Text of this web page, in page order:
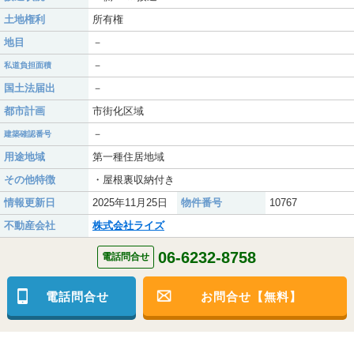
土地権利
所有権
地目
－
私道負担面積
－
国土法届出
－
都市計画
市街化区域
建築確認番号
－
用途地域
第一種住居地域
その他特徴
・屋根裏収納付き
情報更新日
2025年11月25日 物件番号
10767
不動産会社
株式会社ライズ
電話問合せ 06-6232-8758
電話問合せ お問合せ【無料】